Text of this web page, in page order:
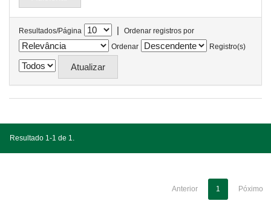
Resultados/Página |
Ordenar registros por
Ordenar
Registro(s)
Resultado 1-1 de 1.
Anterior 1 Póximo